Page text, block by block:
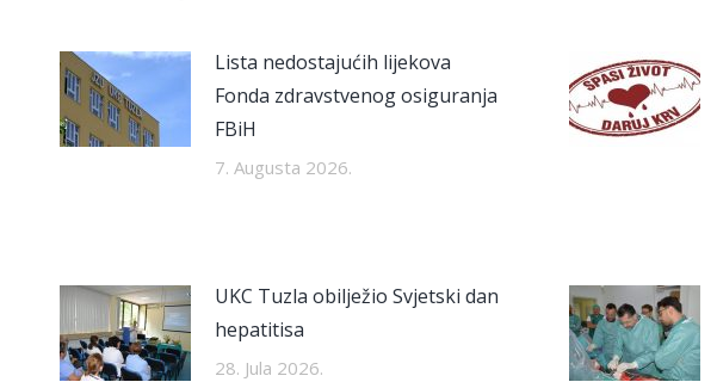
Lista nedostajućih lijekova
Fonda zdravstvenog osiguranja
FBiH
7. Augusta 2026.
UKC Tuzla obilježio Svjetski dan
hepatitisa
28. Jula 2026.